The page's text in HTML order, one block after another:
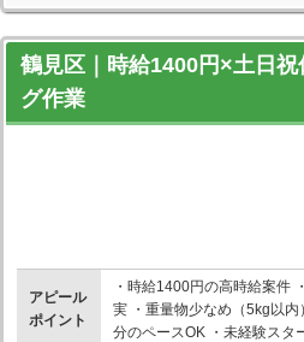
鶴見区｜時給1400円×土日
グ作業
アピール
ポイント
・時給1400円の高時給案件
実 ・重量物少なめ（5kg以
分のペースOK ・未経験スタ